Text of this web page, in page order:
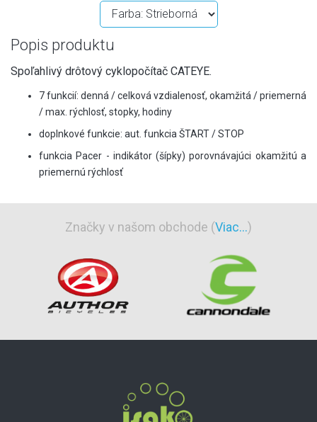
Popis produktu
Spoľahlivý drôtový cyklopočítač CATEYE.
7 funkcií: denná / celková vzdialenosť, okamžitá / priemerná
/ max. rýchlosť, stopky, hodiny
doplnkové funkcie: aut. funkcia ŠTART / STOP
funkcia Pacer - indikátor (šípky) porovnávajúci okamžitú a
priemernú rýchlosť
Značky v našom obchode (Viac...)